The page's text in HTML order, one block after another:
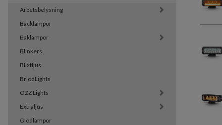
Arbetsbelysning
Backlampor
Baklampor
Blinkers
Blixtljus
BriodLights
OZZ Lights
Extraljus
Glödlampor